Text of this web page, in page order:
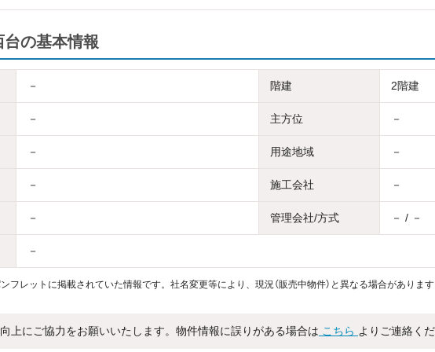
の基本情報
－ 階建 2階建
－ 主方位 －
－ 用途地域 －
－ 施工会社 －
－ 管理会社/方式 － / －
－
フレットに掲載されていた情報です。社名変更等により、現況（販売中物件）と異なる場合があります
上にご協力をお願いいたします。物件情報に誤りがある場合は こちら よりご連絡くだ